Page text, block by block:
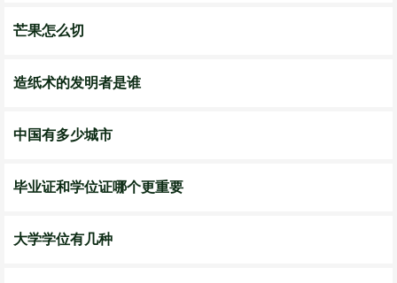
芒果怎么切
造纸术的发明者是谁
中国有多少城市
毕业证和学位证哪个更重要
大学学位有几种